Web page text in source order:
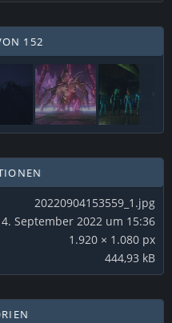
152
20220904153559_1.jpg
4. September 2022 um 15:36
1.920 × 1.080 px
444,93 kB